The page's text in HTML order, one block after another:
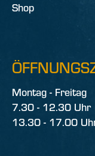
Shop
Montag - Freitag
7.30 - 12.30 Uhr
13.30 - 17.00